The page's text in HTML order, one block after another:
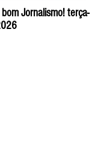
Jornalismo! terça-